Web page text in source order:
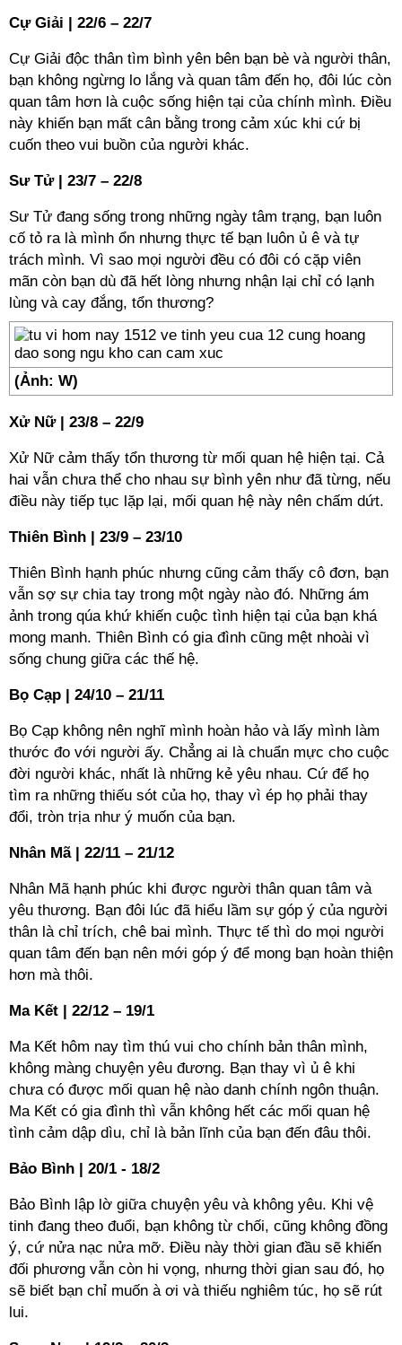
Cự Giải | 22/6 – 22/7
Cự Giải độc thân tìm bình yên bên bạn bè và người thân,
bạn không ngừng lo lắng và quan tâm đến họ, đôi lúc còn
quan tâm hơn là cuộc sống hiện tại của chính mình. Điều
này khiến bạn mất cân bằng trong cảm xúc khi cứ bị
cuốn theo vui buồn của người khác.
Sư Tử | 23/7 – 22/8
Sư Tử đang sống trong những ngày tâm trạng, bạn luôn
cố tỏ ra là mình ổn nhưng thực tế bạn luôn ủ ê và tự
trách mình. Vì sao mọi người đều có đôi có cặp viên
mãn còn bạn dù đã hết lòng nhưng nhận lại chỉ có lạnh
lùng và cay đắng, tổn thương?
(Ảnh: W)
Xử Nữ | 23/8 – 22/9
Xử Nữ cảm thấy tổn thương từ mối quan hệ hiện tại. Cả
hai vẫn chưa thể cho nhau sự bình yên như đã từng, nếu
điều này tiếp tục lặp lại, mối quan hệ này nên chấm dứt.
Thiên Bình | 23/9 – 23/10
Thiên Bình hạnh phúc nhưng cũng cảm thấy cô đơn, bạn
vẫn sợ sự chia tay trong một ngày nào đó. Những ám
ảnh trong qúa khứ khiến cuộc tình hiện tại của bạn khá
mong manh. Thiên Bình có gia đình cũng mệt nhoài vì
sống chung giữa các thế hệ.
Bọ Cạp | 24/10 – 21/11
Bọ Cạp không nên nghĩ mình hoàn hảo và lấy mình làm
thước đo với người ấy. Chẳng ai là chuẩn mực cho cuộc
đời người khác, nhất là những kẻ yêu nhau. Cứ để họ
tìm ra những thiếu sót của họ, thay vì ép họ phải thay
đổi, tròn trịa như ý muốn của bạn.
Nhân Mã | 22/11 – 21/12
Nhân Mã hạnh phúc khi được người thân quan tâm và
yêu thương. Bạn đôi lúc đã hiểu lầm sự góp ý của người
thân là chỉ trích, chê bai mình. Thực tế thì do mọi người
quan tâm đến bạn nên mới góp ý để mong bạn hoàn thiện
hơn mà thôi.
Ma Kết | 22/12 – 19/1
Ma Kết hôm nay tìm thú vui cho chính bản thân mình,
không màng chuyện yêu đương. Bạn thay vì ủ ê khi
chưa có được mối quan hệ nào danh chính ngôn thuận.
Ma Kết có gia đình thì vẫn không hết các mối quan hệ
tình cảm dập dìu, chỉ là bản lĩnh của bạn đến đâu thôi.
Bảo Bình | 20/1 - 18/2
Bảo Bình lập lờ giữa chuyện yêu và không yêu. Khi vệ
tinh đang theo đuổi, bạn không từ chối, cũng không đồng
ý, cứ nửa nạc nửa mỡ. Điều này thời gian đầu sẽ khiến
đối phương vẫn còn hi vọng, nhưng thời gian sau đó, họ
sẽ biết bạn chỉ muốn à ơi và thiếu nghiêm túc, họ sẽ rút
lui.